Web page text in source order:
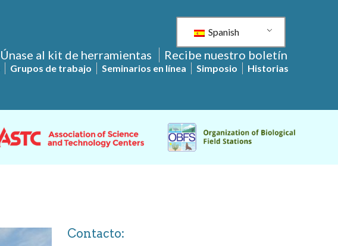
Spanish
Únase al kit de herramientas Recibe nuestro boletín
Grupos de trabajo Seminarios en línea Simposio Historias
Contacto: